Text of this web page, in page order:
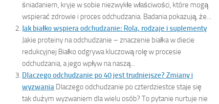
śniadaniem, kryje w sobie niezwykłe właściwości, które mogą
wspierać zdrowie i proces odchudzania. Badania pokazują, że...
Jak białko wspiera odchudzanie: Rola, rodzaje i suplementy
Jakie proteiny na odchudzanie – znaczenie białka w diecie
redukcyjnej Białko odgrywa kluczową rolę w procesie
odchudzania, a jego wpływ na naszą...
Dlaczego odchudzanie po 40 jest trudniejsze? Zmiany i
wyzwania Dlaczego odchudzanie po czterdziestce staje się
tak dużym wyzwaniem dla wielu osób? To pytanie nurtuje nie